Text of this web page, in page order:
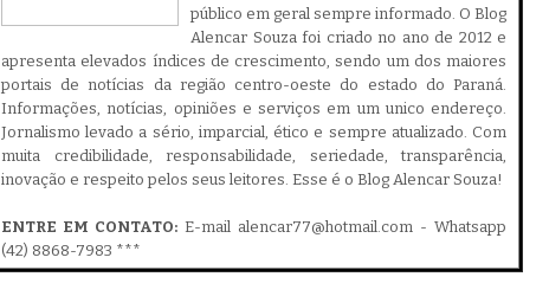
público em geral sempre informado. O Blog
Alencar Souza foi criado no ano de 2012 e
apresenta elevados índices de crescimento, sendo um dos maiores
portais de notícias da região centro-oeste do estado do Paraná.
Informações, notícias, opiniões e serviços em um unico endereço.
Jornalismo levado a sério, imparcial, ético e sempre atualizado. Com
muita credibilidade, responsabilidade, seriedade, transparência,
inovação e respeito pelos seus leitores. Esse é o Blog Alencar Souza!
ENTRE EM CONTATO: E-mail alencar77@hotmail.com - Whatsapp
(42) 8868-7983 ***